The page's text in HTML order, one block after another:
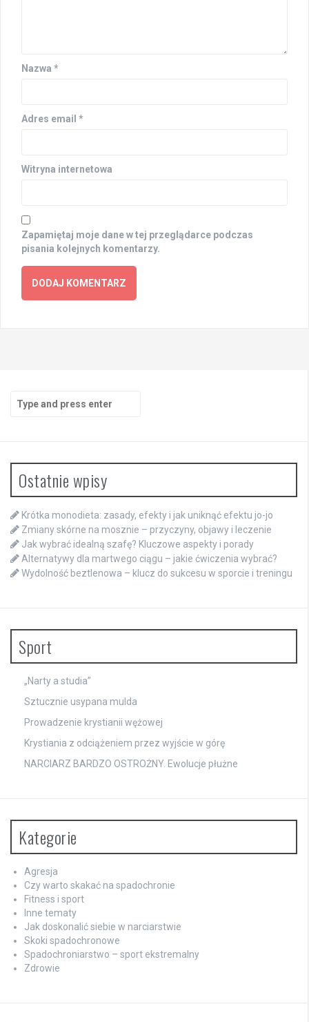
Nazwa *
Adres email *
Witryna internetowa
Zapamiętaj moje dane w tej przeglądarce podczas
pisania kolejnych komentarzy.
Search
for:
Ostatnie wpisy
Krótka monodieta: zasady, efekty i jak uniknąć efektu jo-jo
Zmiany skórne na mosznie – przyczyny, objawy i leczenie
Jak wybrać idealną szafę? Kluczowe aspekty i porady
Alternatywy dla martwego ciągu – jakie ćwiczenia wybrać?
Wydolność beztlenowa – klucz do sukcesu w sporcie i treningu
Sport
„Narty a studia”
Sztucznie usypana mulda
Prowadzenie krystianii wężowej
Krystiania z odciążeniem przez wyjście w górę
NARCIARZ BARDZO OSTROŻNY. Ewolucje płużne
Kategorie
Agresja
Czy warto skakać na spadochronie
Fitness i sport
Inne tematy
Jak doskonalić siebie w narciarstwie
Skoki spadochronowe
Spadochroniarstwo – sport ekstremalny
Zdrowie